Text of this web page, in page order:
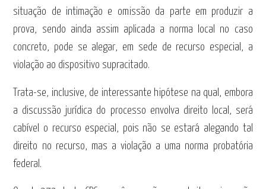
situação de intimação e omissão da parte em produzir a
prova, sendo ainda assim aplicada a norma local no caso
concreto, pode se alegar, em sede de recurso especial, a
violação ao dispositivo supracitado.
Trata-se, inclusive, de interessante hipótese na qual, embora
a discussão jurídica do processo envolva direito local, será
cabível o recurso especial, pois não se estará alegando tal
direito no recurso, mas a violação a uma norma probatória
federal.